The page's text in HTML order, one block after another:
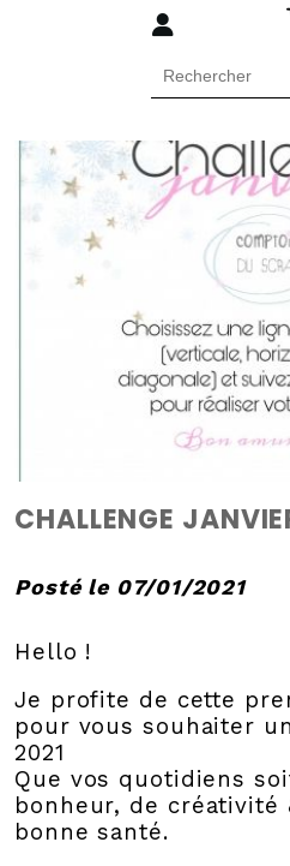
CHALLENGE
Posté le 07/01/2021
Hello !
Je profite de cette
pour vous souhaiter
2021
Que vos quotidiens
bonheur, de créativité
bonne santé.